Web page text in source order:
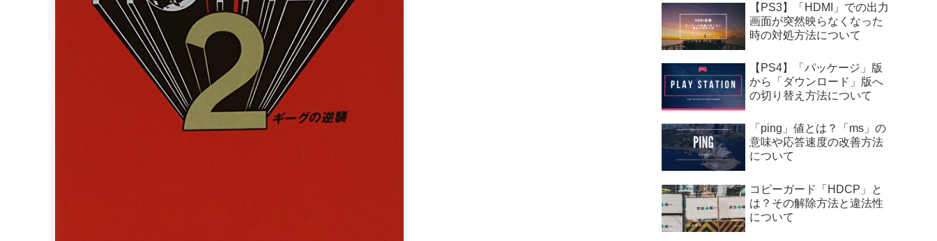
【PS3】「HDMI」での出力
画面が突然映らなくなった
時の対処方法について
【PS4】「パッケージ」版
から「ダウンロード」版へ
の切り替え方法について
「ping」値とは？「ms」の
意味や応答速度の改善方法
について
コピーガード「HDCP」と
は？その解除方法と違法性
について